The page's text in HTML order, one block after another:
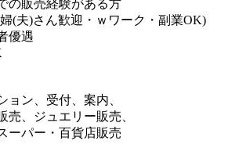
の販売経験がある方
(夫)さん歓迎・ｗワーク・副業OK)
優遇
ョン、受付、案内、
売、ジュエリー販売、
ーパー・百貨店販売